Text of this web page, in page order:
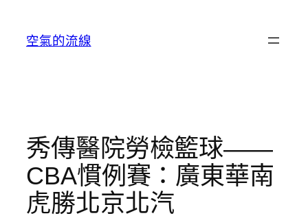
空氣的流線
秀傳醫院勞檢籃球——
CBA慣例賽：廣東華南
虎勝北京北汽